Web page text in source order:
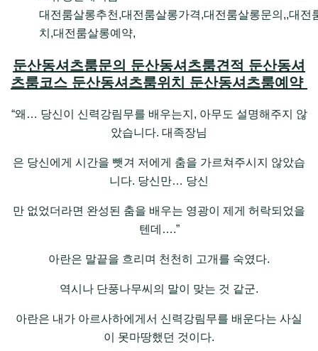
대전룸살롱추천,대전룸살롱가격,대전룸살롱문의,,대
치,대전룸살롱예약,
둔산동셔츠룸문의 둔산동셔츠룸견적 둔산동셔
츠룸코스 둔산동셔츠룸위치 둔산동셔츠룸예약
“왜… 당신이 신력강림무를 배우는지, 아무도 설명해주지 않
았습니다. 대족장님
은 당신에게 시간을 뺏겨 저에게 춤을 가르쳐주시지 않았습
니다. 당신만… 당신
만 없었더라면 완성된 춤을 배우는 영광이 제게 허락되었을
텐데….”
아란은 말끝을 흐리며 천천히 고개를 숙였다.
역시나 단풍나무씨의 말이 맞는 것 같군.
아란은 내가 아르사하에게서 신력강림무를 배운다는 사실
이 못마땅했던 것이다.